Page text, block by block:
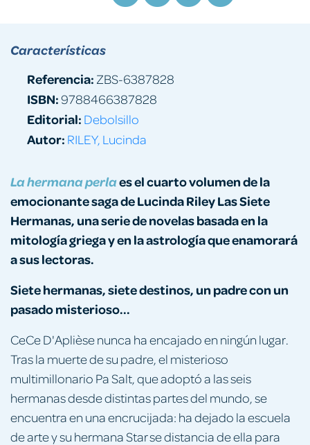
La hermana perlaes el cuarto volumen de la
emocionante saga de Lucinda Riley Las Siete
Hermanas, una serie de novelas basada en la
mitología griega y en la astrología que enamorará
a sus lectoras.
Siete hermanas, siete destinos, un padre con un
pasado misterioso...
CeCe D'Aplièse nunca ha encajado en ningún lugar.
Tras la muerte de su padre, el misterioso
multimillonario Pa Salt, que adoptó a las seis
hermanas desde distintas partes del mundo, se
encuentra en una encrucijada: ha dejado la escuela
de arte y su hermana Star se distancia de ella para
Características
Referencia: ZBS-6387828
ISBN:9788466387828
Editorial: Debolsillo
Autor: RILEY, Lucinda